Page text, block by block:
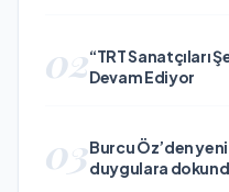
02“TRT Sanatçıları
Devam Ediyor
03Burcu Öz’den yeni
duygulara